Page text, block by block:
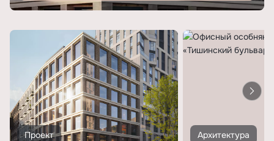
Проект Архитектура